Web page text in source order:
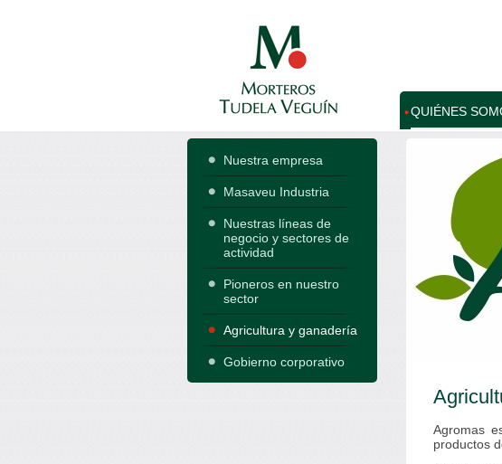
QUIÉNES
Nuestra empresa
Masaveu Industria
Nuestras líneas de
negocio y sectores de
actividad
Pioneros en nuestro
sector
Agricultura y ganadería
Gobierno corporativo
Agromas
productos